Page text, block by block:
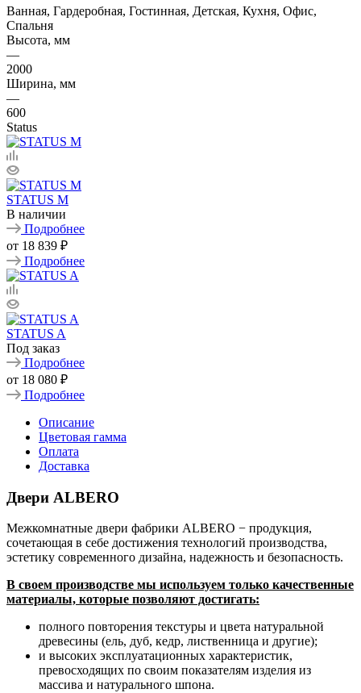
Ванная, Гардеробная, Гостинная, Детская, Кухня, Офис,
Спальня
Высота, мм
—
2000
Ширина, мм
—
600
Status
STATUS M
В наличии
Подробнее
от 18 839 ₽
Подробнее
STATUS A
Под заказ
Подробнее
от 18 080 ₽
Подробнее
Описание
Цветовая гамма
Оплата
Доставка
Двери ALBERO
Межкомнатные двери фабрики ALBERO − продукция,
сочетающая в себе достижения технологий производства,
эстетику современного дизайна, надежность и безопасность.
В своем производстве мы используем только качественные
материалы, которые позволяют достигать:
полного повторения текстуры и цвета натуральной
древесины (ель, дуб, кедр, лиственница и другие);
и высоких эксплуатационных характеристик,
превосходящих по своим показателям изделия из
массива и натурального шпона.